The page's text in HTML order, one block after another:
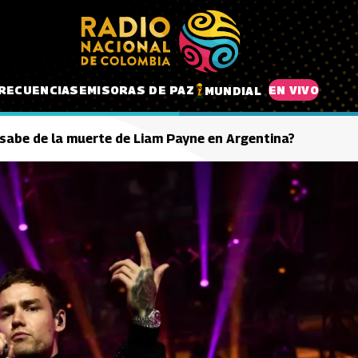
EMISORAS DE PAZ MUNDIAL EN VIVO
sabe de la muerte de Liam Payne en Argentina?